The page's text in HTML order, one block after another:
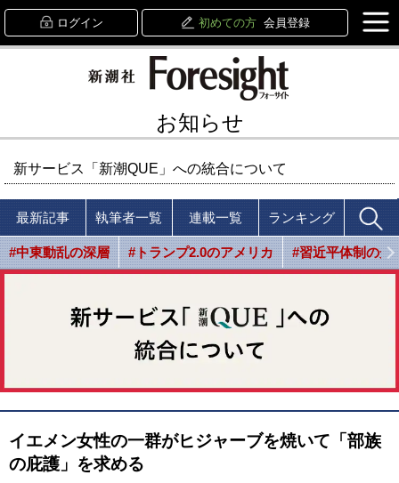
ログイン 初めての方 会員登録
お知らせ
新サービス「新潮QUE」への統合について
最新記事 執筆者一覧 連載一覧 ランキング
#中東動乱の深層 #トランプ2.0のアメリカ #習近平体制の光
イエメン女性の一群がヒジャーブを焼いて「部族
の庇護」を求める